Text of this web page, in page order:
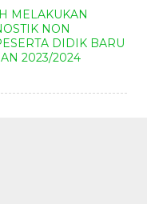
MELAKUKAN
NON
DIDIK BARU
2023/2024